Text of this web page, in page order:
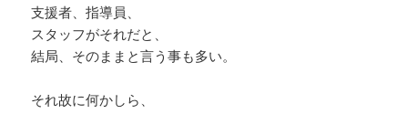
に起因します。
高学歴のNPDの場合“学歴”が無ければ価値
の無い教育虐待的な環境で育った可能性が
考えられます。
方を【自己愛憤怒:じこあいふんぬ】と言
支援者、指導員、
スタッフがそれだと、
結局、そのままと言う事も多い。
それ故に何かしら、